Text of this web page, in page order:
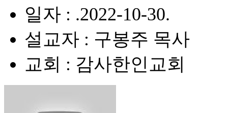
일자 : .2022-10-30.
설교자 : 구봉주 목사
교회 : 감사한인교회